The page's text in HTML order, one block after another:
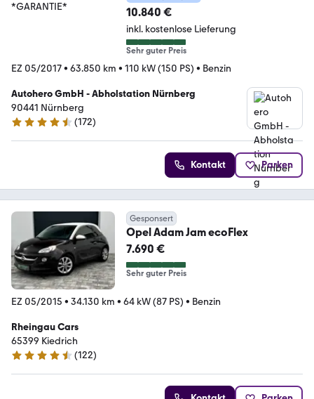
*
10.840 €
inkl. kostenlose Lieferung
Sehr guter Preis
EZ 05/2017• 63.850 km • 110 kW (150 PS) • Benzin
Autohero GmbH - Abholstation Nürnberg
90441 Nürnberg
4.5 Sterne
(172)
Kontakt Parken
Gesponsert
Opel Adam Jam ecoFlex
7.690 €
Sehr guter Preis
EZ 05/2015 • 34.130 km • 64 kW (87 PS) • Benzin
Rheingau Cars
65399 Kiedrich
4.6 Sterne
(122)